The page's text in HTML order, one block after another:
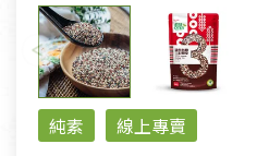
純素 線上專賣